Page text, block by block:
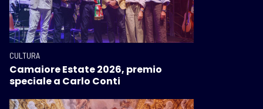
CULTURA
Camaiore Estate 2026, premio
speciale a Carlo Conti